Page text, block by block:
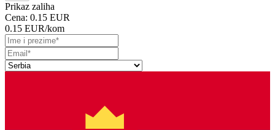
Prikaz zaliha
Cena: 0.15 EUR
0.15 EUR/kom